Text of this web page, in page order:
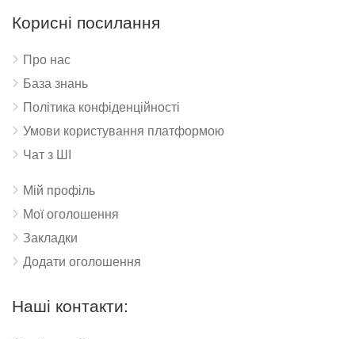
Корисні посилання
Про нас
База знань
Політика конфіденційності
Умови користування платформою
Чат з ШІ
Мій профіль
Мої оголошення
Закладки
Додати оголошення
Наші контакти: